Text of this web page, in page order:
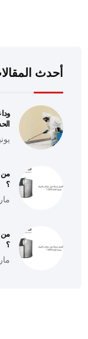
أحدث
يونيو
؟
؟
مارس